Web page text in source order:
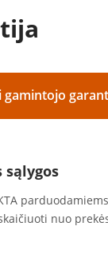
gamintojo
sąlygos
nuo